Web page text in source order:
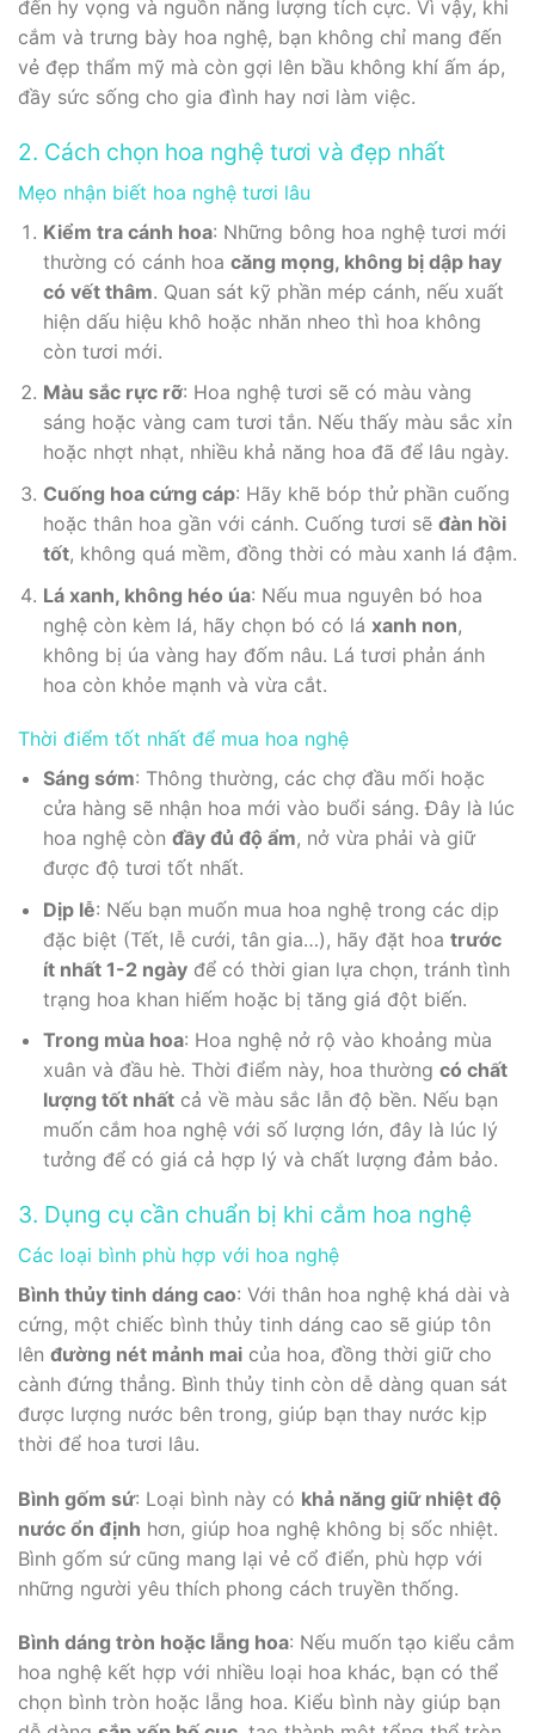
đến hy vọng và nguồn năng lượng tích cực. Vì vậy, khi
cắm và trưng bày hoa nghệ, bạn không chỉ mang đến
vẻ đẹp thẩm mỹ mà còn gợi lên bầu không khí ấm áp,
đầy sức sống cho gia đình hay nơi làm việc.
2. Cách chọn hoa nghệ tươi và đẹp nhất
Mẹo nhận biết hoa nghệ tươi lâu
Kiểm tra cánh hoa: Những bông hoa nghệ tươi mới
thường có cánh hoa căng mọng, không bị dập hay
có vết thâm. Quan sát kỹ phần mép cánh, nếu xuất
hiện dấu hiệu khô hoặc nhăn nheo thì hoa không
còn tươi mới.
Màu sắc rực rỡ: Hoa nghệ tươi sẽ có màu vàng
sáng hoặc vàng cam tươi tắn. Nếu thấy màu sắc xỉn
hoặc nhợt nhạt, nhiều khả năng hoa đã để lâu ngày.
Cuống hoa cứng cáp: Hãy khẽ bóp thử phần cuống
hoặc thân hoa gần với cánh. Cuống tươi sẽ đàn hồi
tốt, không quá mềm, đồng thời có màu xanh lá đậm.
Lá xanh, không héo úa: Nếu mua nguyên bó hoa
nghệ còn kèm lá, hãy chọn bó có lá xanh non,
không bị úa vàng hay đốm nâu. Lá tươi phản ánh
hoa còn khỏe mạnh và vừa cắt.
Thời điểm tốt nhất để mua hoa nghệ
Sáng sớm: Thông thường, các chợ đầu mối hoặc
cửa hàng sẽ nhận hoa mới vào buổi sáng. Đây là lúc
hoa nghệ còn đầy đủ độ ẩm, nở vừa phải và giữ
được độ tươi tốt nhất.
Dịp lễ: Nếu bạn muốn mua hoa nghệ trong các dịp
đặc biệt (Tết, lễ cưới, tân gia…), hãy đặt hoa trước
ít nhất 1-2 ngàyđể có thời gian lựa chọn, tránh tình
trạng hoa khan hiếm hoặc bị tăng giá đột biến.
Trong mùa hoa: Hoa nghệ nở rộ vào khoảng mùa
xuân và đầu hè. Thời điểm này, hoa thường có chất
lượng tốt nhấtcả về màu sắc lẫn độ bền. Nếu bạn
muốn cắm hoa nghệ với số lượng lớn, đây là lúc lý
tưởng để có giá cả hợp lý và chất lượng đảm bảo.
3. Dụng cụ cần chuẩn bị khi cắm hoa nghệ
Các loại bình phù hợp với hoa nghệ
Bình thủy tinh dáng cao: Với thân hoa nghệ khá dài và
cứng, một chiếc bình thủy tinh dáng cao sẽ giúp tôn
lên đường nét mảnh mai của hoa, đồng thời giữ cho
cành đứng thẳng. Bình thủy tinh còn dễ dàng quan sát
được lượng nước bên trong, giúp bạn thay nước kịp
thời để hoa tươi lâu.
Bình gốm sứ: Loại bình này có khả năng giữ nhiệt độ
nước ổn định hơn, giúp hoa nghệ không bị sốc nhiệt.
Bình gốm sứ cũng mang lại vẻ cổ điển, phù hợp với
những người yêu thích phong cách truyền thống.
Bình dáng tròn hoặc lẵng hoa: Nếu muốn tạo kiểu cắm
hoa nghệ kết hợp với nhiều loại hoa khác, bạn có thể
chọn bình tròn hoặc lẵng hoa. Kiểu bình này giúp bạn